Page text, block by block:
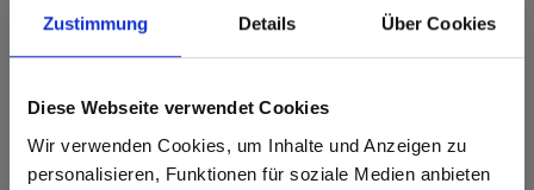
Zustimmung Details Über Cookies
Diese Webseite verwendet Cookies
Wir verwenden Cookies, um Inhalte und Anzeigen zu
personalisieren, Funktionen für soziale Medien anbieten
Dit decor is richtinggebonden (in de lengterichting). Houd hier
rekening mee bij optimalisatie en het zagen.
Productkenmerken
Gemakkelijk schoon te
Slagvast